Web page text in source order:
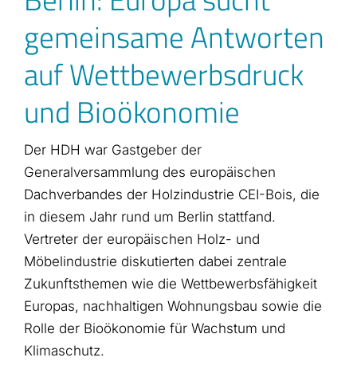
gemeinsame Antworten
auf Wettbewerbsdruck
und Bioökonomie
Der HDH war Gastgeber der
Generalversammlung des europäischen
Dachverbandes der Holzindustrie CEI-Bois, die
in diesem Jahr rund um Berlin stattfand.
Vertreter der europäischen Holz- und
Möbelindustrie diskutierten dabei zentrale
Zukunftsthemen wie die Wettbewerbsfähigkeit
Europas, nachhaltigen Wohnungsbau sowie die
Rolle der Bioökonomie für Wachstum und
Klimaschutz.